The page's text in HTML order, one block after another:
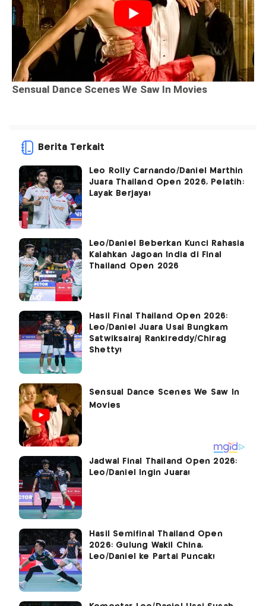
Berita Terkait
Leo Rolly Carnando/Daniel Marthin
Juara Thailand Open 2026, Pelatih:
Layak Berjaya!
Leo/Daniel Beberkan Kunci Rahasia
Kalahkan Jagoan India di Final
Thailand Open 2026
Hasil Final Thailand Open 2026:
Leo/Daniel Juara Usai Bungkam
Satwiksairaj Rankireddy/Chirag
Shetty!
Jadwal Final Thailand Open 2026:
Leo/Daniel Ingin Juara!
Hasil Semifinal Thailand Open
2026: Gulung Wakil China,
Leo/Daniel ke Partai Puncak!